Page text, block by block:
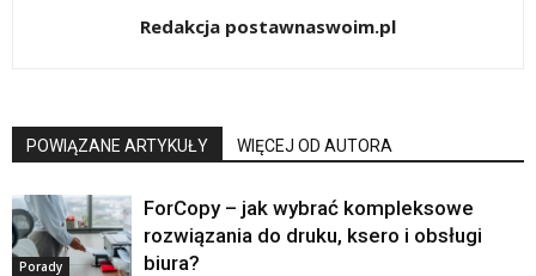
Redakcja postawnaswoim.pl
POWIĄZANE ARTYKUŁY WIĘCEJ OD AUTORA
Porady
ForCopy – jak wybrać kompleksowe
rozwiązania do druku, ksero i obsługi
biura?